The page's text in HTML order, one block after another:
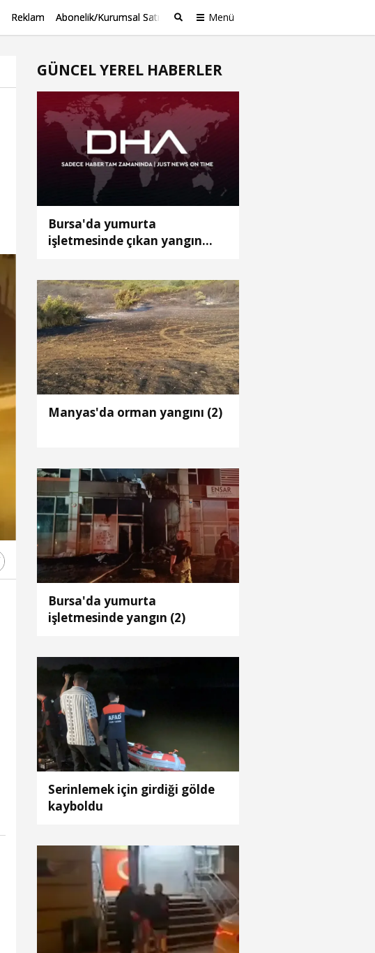
Reklam Abonelik/Kurumsal Satış Menü
GÜNCEL YEREL HABERLER
Bursa'da yumurta
işletmesinde çıkan yangın
Manyas'da orman yangını (2)
Bursa'da yumurta
işletmesinde yangın (2)
Serinlemek için girdiği gölde
kayboldu